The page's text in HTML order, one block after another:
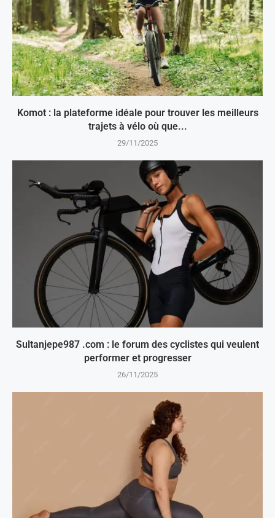
Komot : la plateforme idéale pour trouver les meilleurs
trajets à vélo où que...
29/11/2025
Sultanjepe987 .com : le forum des cyclistes qui veulent
performer et progresser
26/11/2025